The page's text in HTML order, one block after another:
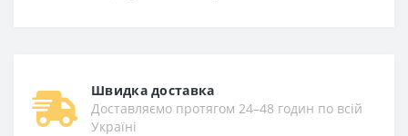
Швидка доставка
Доставляємо протягом 24–48 годин по всій
Україні